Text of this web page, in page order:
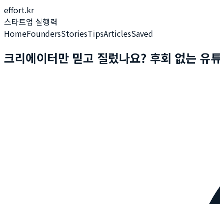
effort.kr
스타트업 실행력
HomeFoundersStoriesTipsArticlesSaved
크리에이터만 믿고 질렀나요? 후회 없는 유